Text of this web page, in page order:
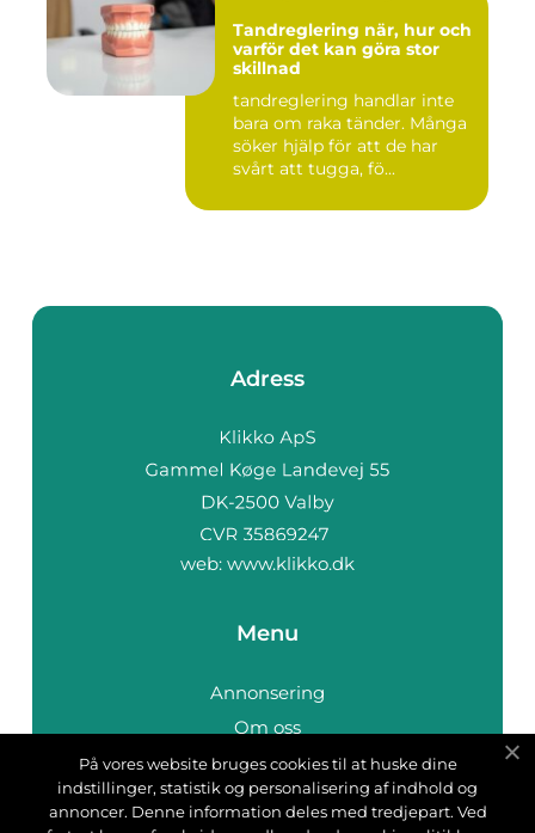
Tandreglering när, hur och
varför det kan göra stor
skillnad
tandreglering handlar inte
bara om raka tänder. Många
söker hjälp för att de har
svårt att tugga, fö...
Adress
web: www.klikko.dk
Menu
Annonsering
Om oss
Cookies
Kontakta oss
På vores website bruges cookies til at huske dine
indstillinger, statistik og personalisering af indhold og
annoncer. Denne information deles med tredjepart. Ved